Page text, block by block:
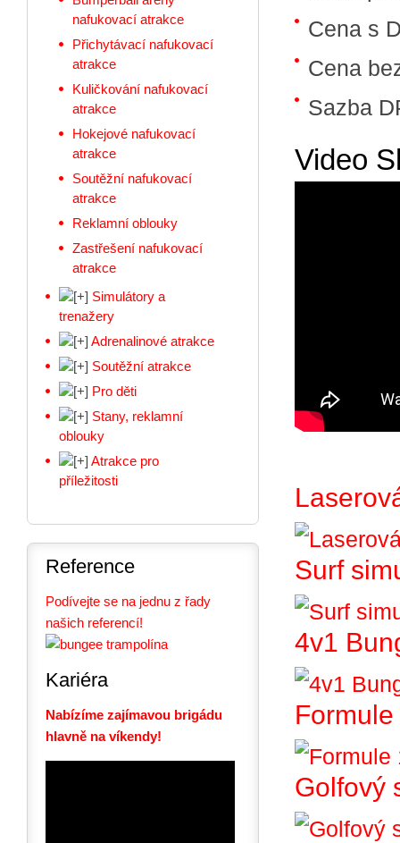
Cena s
Cena
Sazba
Video
Surf
4v1
Golfový
nafukovací atrakce
Přichytávací nafukovací
atrakce
Kuličkování nafukovací
atrakce
Hokejové nafukovací
atrakce
Soutěžní nafukovací
atrakce
Reklamní oblouky
Zastřešení nafukovací
atrakce
Simulátory a
trenažery
Adrenalinové atrakce
Soutěžní atrakce
Pro děti
Stany, reklamní
oblouky
Atrakce pro
příležitosti
Reference
Podívejte se na jednu z řady
našich referencí!
Kariéra
Nabízíme zajímavou brigádu
hlavně na víkendy!